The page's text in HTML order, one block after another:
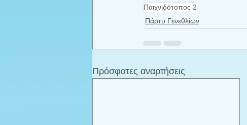
Παιχνιδότοπος 2
Πάρτυ Γενεθλίων
Πρόσφατες αναρτήσεις